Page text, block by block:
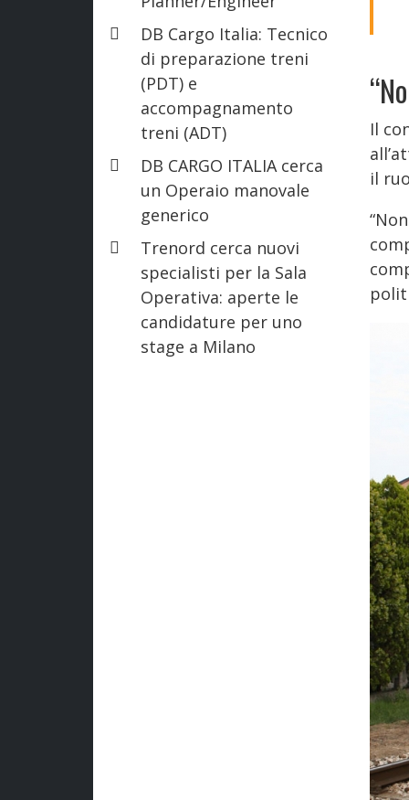
DB Cargo Italia: Tecnico
di preparazione treni
(PDT) e
accompagnamento
treni (ADT)
DB CARGO ITALIA cerca
un Operaio manovale
generico
Trenord cerca nuovi
specialisti per la Sala
Operativa: aperte le
candidature per uno
stage a Milano
Il
il